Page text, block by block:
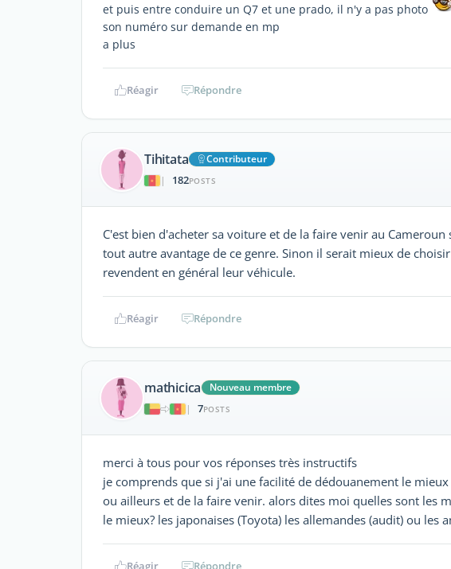
et puis entre conduire un Q7 et une prado, il n'y a pas photo
son numéro sur demande en mp
a plus
Réagir Répondre
Tihitata
Contributeur
|
182POSTS
C'est bien d'acheter sa voiture et de la faire venir au
tout autre avantage de ce genre. Sinon il serait mieux de
revendent en général leur véhicule.
Réagir Répondre
mathicica
Nouveau membre
|
7POSTS
merci à tous pour vos réponses très instructifs
je comprends que si j'ai une facilité de dédouanement le
ou ailleurs et de la faire venir. alors dites moi quelles sont les
le mieux? les japonaises (Toyota) les allemandes (audit) ou les
Réagir Répondre